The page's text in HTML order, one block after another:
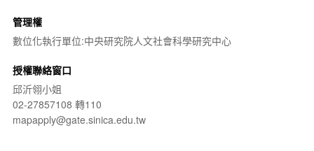
管理權
數位化執行單位:中央研究院人文社會科學研究中心
授權聯絡窗口
邱沂翎小姐
02-27857108 轉110
mapapply@gate.sinica.edu.tw